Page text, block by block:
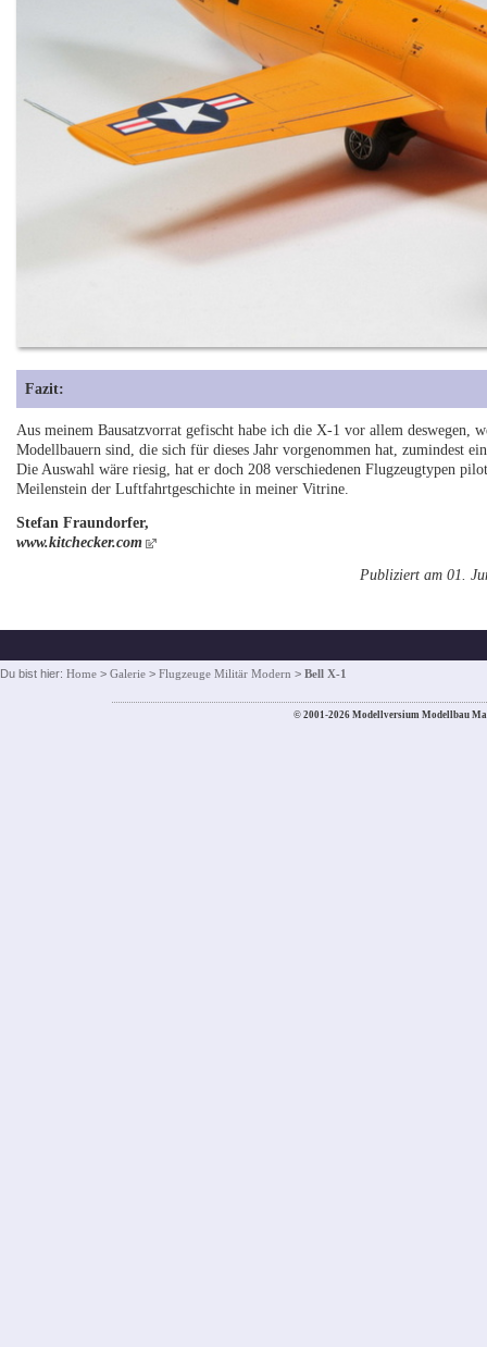
Fazit:
Aus meinem Bausatzvorrat gefischt habe ich die X-1 vor allem deswegen,
Modellbauern sind, die sich für dieses Jahr vorgenommen hat, zumindest
Die Auswahl wäre riesig, hat er doch 208 verschiedenen Flugzeugtypen
Meilenstein der Luftfahrtgeschichte in meiner Vitrine.
Stefan Fraundorfer,
www.kitchecker.com
Publiziert am 01.
Du bist hier: Home > Galerie > Flugzeuge Militär Modern > Bell X-1
© 2001-2026 Modellversium Modellbau